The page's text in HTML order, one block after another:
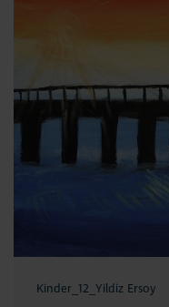
Kinder_12_Yildiz Ersoy